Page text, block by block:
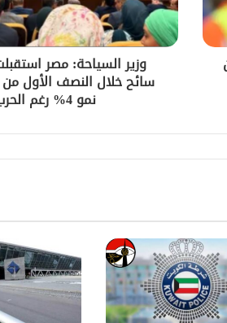
نمو 4% رغم الحرب